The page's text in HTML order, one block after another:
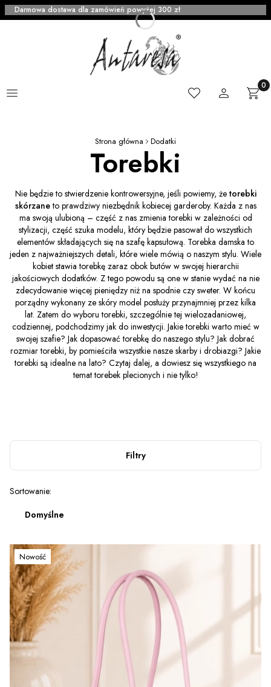
Darmowa dostawa dla zamówień powyżej 300 zł
Menu UlubioneZaloguj się
Strona główna Dodatki
Torebki
Nie będzie to stwierdzenie kontrowersyjne, jeśli powiemy, że torebki
skórzaneto prawdziwy niezbędnik kobiecej garderoby. Każda z nas
ma swoją ulubioną – część z nas zmienia torebki w zależności od
stylizacji, część szuka modelu, który będzie pasował do wszystkich
elementów składających się na szafę kapsułową. Torebka damska to
jeden z najważniejszych detali, które wiele mówią o naszym stylu. Wiele
kobiet stawia torebkę zaraz obok butów w swojej hierarchii
jakościowych dodatków. Z tego powodu są one w stanie wydać na nie
zdecydowanie więcej pieniędzy niż na spodnie czy sweter. W końcu
porządny wykonany ze skóry model posłuży przynajmniej przez kilka
lat. Zatem do wyboru torebki, szczególnie tej wielozadaniowej,
codziennej, podchodzimy jak do inwestycji. Jakie torebki warto mieć w
swojej szafie? Jak dopasować torebkę do naszego stylu? Jak dobrać
rozmiar torebki, by pomieściła wszystkie nasze skarby i drobiazgi? Jakie
torebki są idealne na lato? Czytaj dalej, a dowiesz się wszystkiego na
temat torebek plecionych i nie tylko!
Filtry
Lista produktów
Sortowanie:
Domyślne
Nowość